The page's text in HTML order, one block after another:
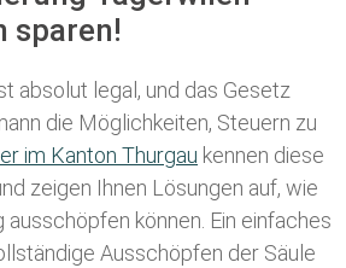
sparen!
absolut legal, und das Gesetz
die Möglichkeiten, Steuern zu
im K anton Thurgau kennen diese
zeigen Ihnen Lösungen auf, wie
können. Ein einfaches
Ausschöpfen der Säule